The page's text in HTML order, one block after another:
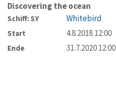
Discovering the ocean
Schiff: SY Whitebird
Start 4.8.2018 12:00
Ende 31.7.2020 12:00